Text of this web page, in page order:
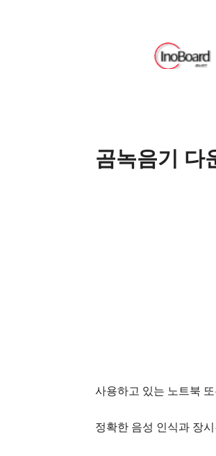
곰녹음기 다
사용하고 있는 노트북
정확한 음성 인식과 장